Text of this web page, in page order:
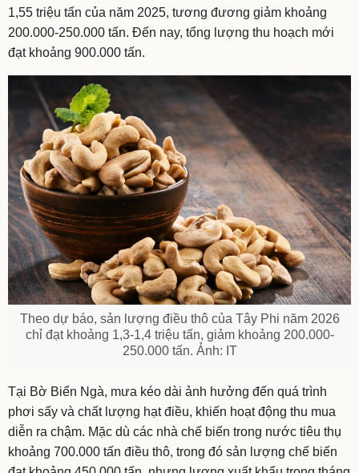
1,55 triệu tấn của năm 2025, tương đương giảm khoảng
200.000-250.000 tấn. Đến nay, tổng lượng thu hoạch mới
đạt khoảng 900.000 tấn.
Theo dự báo, sản lượng điều thô của Tây Phi năm 2026
chỉ đạt khoảng 1,3-1,4 triệu tấn, giảm khoảng 200.000-
250.000 tấn. Ảnh: IT
Tại Bờ Biển Ngà, mưa kéo dài ảnh hưởng đến quá trình
phơi sấy và chất lượng hạt điều, khiến hoạt động thu mua
diễn ra chậm. Mặc dù các nhà chế biến trong nước tiêu thụ
khoảng 700.000 tấn điều thô, trong đó sản lượng chế biến